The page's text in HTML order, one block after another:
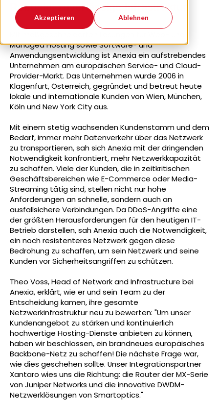
Akzeptieren Ablehnen
Robuste, zuverlässige Infrastruktur
Managed Hosting sowie Software- und
Anwendungsentwicklung ist Anexia ein aufstrebendes
Unternehmen am europäischen Service- und Cloud-
Provider-Markt. Das Unternehmen wurde 2006 in
Klagenfurt, Österreich, gegründet und betreut heute
lokale und internationale Kunden von Wien, München,
Köln und New York City aus.
Mit einem stetig wachsenden Kundenstamm und dem
Bedarf, immer mehr Datenverkehr über das Netzwerk
zu transportieren, sah sich Anexia mit der dringenden
Notwendigkeit konfrontiert, mehr Netzwerkkapazität
zu schaffen. Viele der Kunden, die in zeitkritischen
Geschäftsbereichen wie E-Commerce oder Media-
Streaming tätig sind, stellen nicht nur hohe
Anforderungen an schnelle, sondern auch an
ausfallsichere Verbindungen. Da DDoS-Angriffe eine
der größten Herausforderungen für den heutigen IT-
Betrieb darstellen, sah Anexia auch die Notwendigkeit,
ein noch resistenteres Netzwerk gegen diese
Bedrohung zu schaffen, um sein Netzwerk und seine
Kunden vor Sicherheitsangriffen zu schützen.
Theo Voss, Head of Network and Infrastructure bei
Anexia, erklärt, wie er und sein Team zu der
Entscheidung kamen, ihre gesamte
Netzwerkinfrastruktur neu zu bewerten: "Um unser
Kundenangebot zu stärken und kontinuierlich
hochwertige Hosting-Dienste anbieten zu können,
haben wir beschlossen, ein brandneues europäisches
Backbone-Netz zu schaffen! Die nächste Frage war,
wie dies geschehen sollte. Unser Integrationspartner
Xantaro wies uns die Richtung: die Router der MX-Serie
von Juniper Networks und die innovative DWDM-
Netzwerklösungen von Smartoptics."